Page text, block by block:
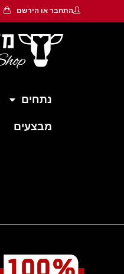
התחבר אוהירשם
נתחים
מבצעים